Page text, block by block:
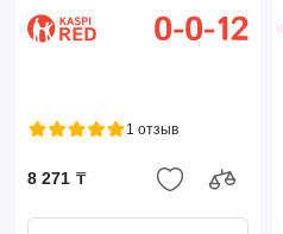
1 отзыв
8 271 ₸